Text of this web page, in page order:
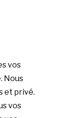
vos
Nous
et privé.
vos